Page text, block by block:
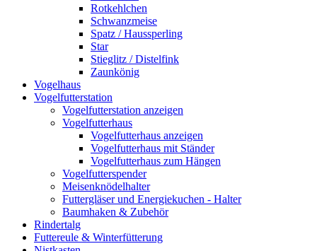
Rotkehlchen
Schwanzmeise
Spatz / Haussperling
Star
Stieglitz / Distelfink
Zaunkönig
Vogelhaus
Vogelfutterstation
Vogelfutterstation anzeigen
Vogelfutterhaus
Vogelfutterhaus anzeigen
Vogelfutterhaus mit Ständer
Vogelfutterhaus zum Hängen
Vogelfutterspender
Meisenknödelhalter
Futtergläser und Energiekuchen - Halter
Baumhaken & Zubehör
Rindertalg
Futtereule & Winterfütterung